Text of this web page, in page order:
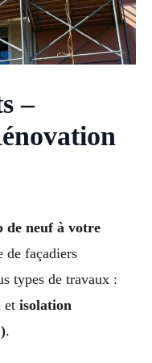
–
de neuf à votre
de façadiers
types de travaux :
et isolation
.